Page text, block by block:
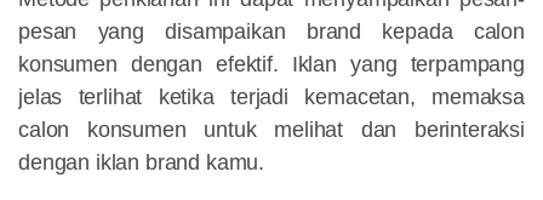
pesan yang disampaikan brand kepada calon
konsumen dengan efektif. Iklan yang terpampang
jelas terlihat ketika terjadi kemacetan, memaksa
calon konsumen untuk melihat dan berinteraksi
dengan iklan brand kamu.